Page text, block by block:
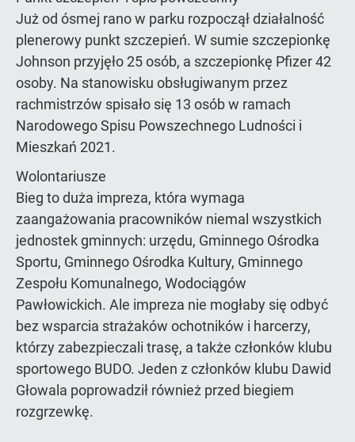
Już od ósmej rano w parku rozpoczął działalność
plenerowy punkt szczepień. W sumie szczepionkę
Johnson przyjęło 25 osób, a szczepionkę Pfizer 42
osoby. Na stanowisku obsługiwanym przez
rachmistrzów spisało się 13 osób w ramach
Narodowego Spisu Powszechnego Ludności i
Mieszkań 2021.
Wolontariusze
Bieg to duża impreza, która wymaga
zaangażowania pracowników niemal wszystkich
jednostek gminnych: urzędu, Gminnego Ośrodka
Sportu, Gminnego Ośrodka Kultury, Gminnego
Zespołu Komunalnego, Wodociągów
Pawłowickich. Ale impreza nie mogłaby się odbyć
bez wsparcia strażaków ochotników i harcerzy,
którzy zabezpieczali trasę, a także członków klubu
sportowego BUDO. Jeden z członków klubu Dawid
Głowala poprowadził również przed biegiem
rozgrzewkę.